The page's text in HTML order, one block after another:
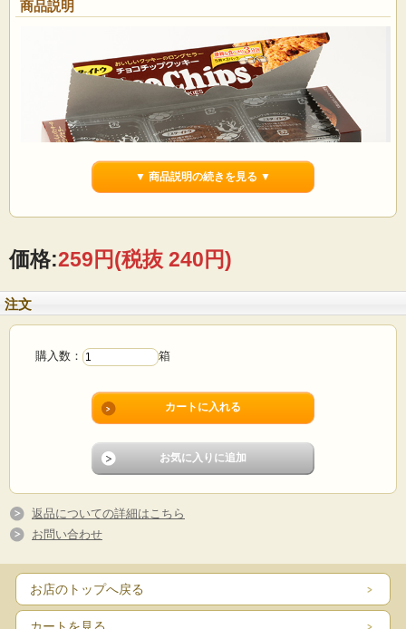
商品説明
さっくりとした歯ざわりと、豊かなチョコチップの味わいが溶け合った本格派チ
ョコチップクッキーです。
おいしさのひみつ
●発売から40年受け継がれた当社独自配合のスパイスを使用すること
で、香り高い生地に仕上げています。
楽しめます。
●当社独自配合により、サクサクな食感を実現しています。
■内容量
■賞味期限
製造日より1年
■原材料名
▼ 商品説明の続きを見る ▼
価格:259円(税抜 240円)
注文
購入数： 箱
返品についての詳細はこちら
お問い合わせ
お店のトップへ戻る
カートを見る